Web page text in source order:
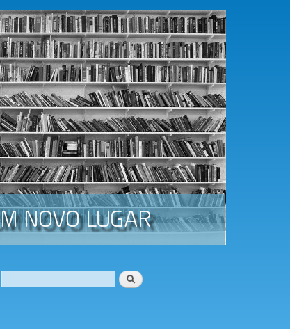
Formulário de procura
Procurar